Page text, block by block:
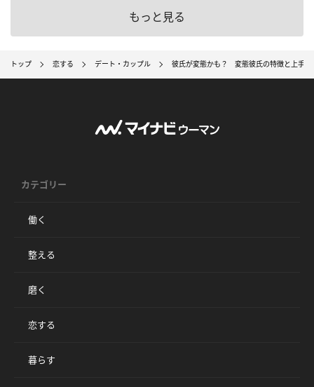
もっと見る
トップ 恋する デート・カップル 彼氏が変態かも？ 変態彼氏の特徴と上手な
カテゴリー
働く
整える
磨く
恋する
暮らす